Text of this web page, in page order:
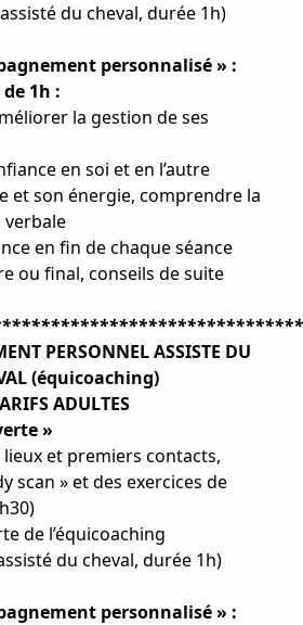
du cheval, durée 1h)
personnalisé » :
de 1h :
la gestion de ses
en soi et en l’autre
et son énergie, comprendre la
en fin de chaque séance
ou final, conseils de suite
PERSONNEL ASSISTE DU
(équicoaching)
ADULTES
»
lieux et premiers contacts,
scan » et des exercices de
de l’équicoaching
du cheval, durée 1h)
personnalisé » :